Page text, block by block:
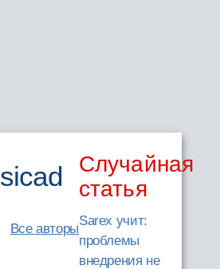
Все авторы
Случайная
статья
Sarex учит:
проблемы
внедрения не